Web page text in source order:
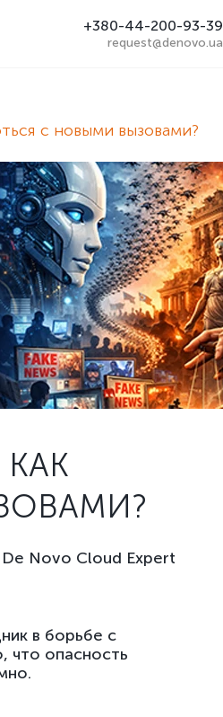
+380-44-200-93-39
request@denovo.ua
с новыми вызовами?
De Novo Cloud Expert
в борьбе с
что опасность